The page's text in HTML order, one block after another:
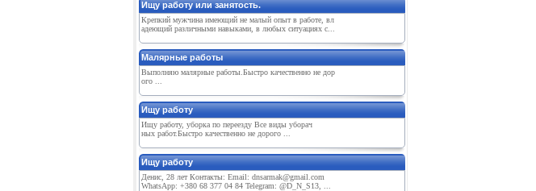
Ищу работу или занятость.
Крепкий мужчина имеющий не малый опыт в работе, вл
адеющий различными навыками, в любых ситуациях с...
Малярные работы
Выполняю малярные работы.Быстро качественно не дор
ого ...
Ищу работу
Ищу работу, уборка по переезду Все виды уборач
ных работ.Быстро качественно не дорого ...
Ищу работу
Денис, 28 лет Контакты: Email: dnsarmak@gmail.com
WhatsApp: +380 68 377 04 84 Telegram: @D_N_S13, ...